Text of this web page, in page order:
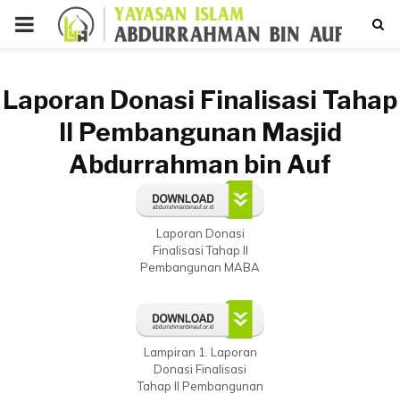
PRIMARY
Laporan Donasi Finalisasi Tahap
II Pembangunan Masjid
Abdurrahman bin Auf
Laporan Donasi
Finalisasi Tahap II
Pembangunan MABA
Lampiran 1. Laporan
Donasi Finalisasi
Tahap II Pembangunan